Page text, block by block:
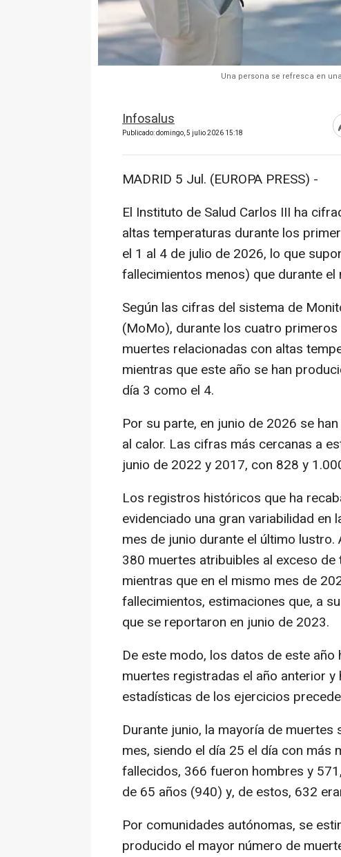
Una persona se refresca en
Infosalus
Publicado: domingo, 5 julio 2026 15:18
MADRID 5 Jul. (EUROPA PRESS) -
El Instituto de Salud Carlos III ha
altas temperaturas durante los
el 1 al 4 de julio de 2026, lo que
fallecimientos menos) que durante
Según las cifras del sistema de
(MoMo), durante los cuatro
muertes relacionadas con altas
mientras que este año se han
día 3 como el 4.
Por su parte, en junio de 2026 se
al calor. Las cifras más cercanas a
junio de 2022 y 2017, con 828 y
Los registros históricos que ha
evidenciado una gran variabilidad en
mes de junio durante el último
380 muertes atribuibles al exceso
mientras que en el mismo mes de
fallecimientos, estimaciones que, a
que se reportaron en junio de 2023.
De este modo, los datos de este
muertes registradas el año anterior
estadísticas de los ejercicios
Durante junio, la mayoría de
mes, siendo el día 25 el día con más
fallecidos, 366 fueron hombres y
de 65 años (940) y, de estos, 632
Por comunidades autónomas, se
producido el mayor número de